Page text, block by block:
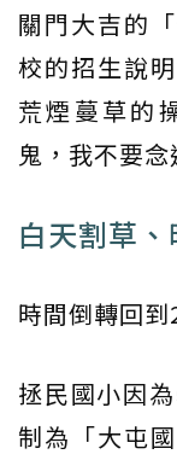
關門大吉的
校的招生說
荒煙蔓草的
鬼，我不要
白天割草
時間倒轉回到
拯民國小因
制為「大屯